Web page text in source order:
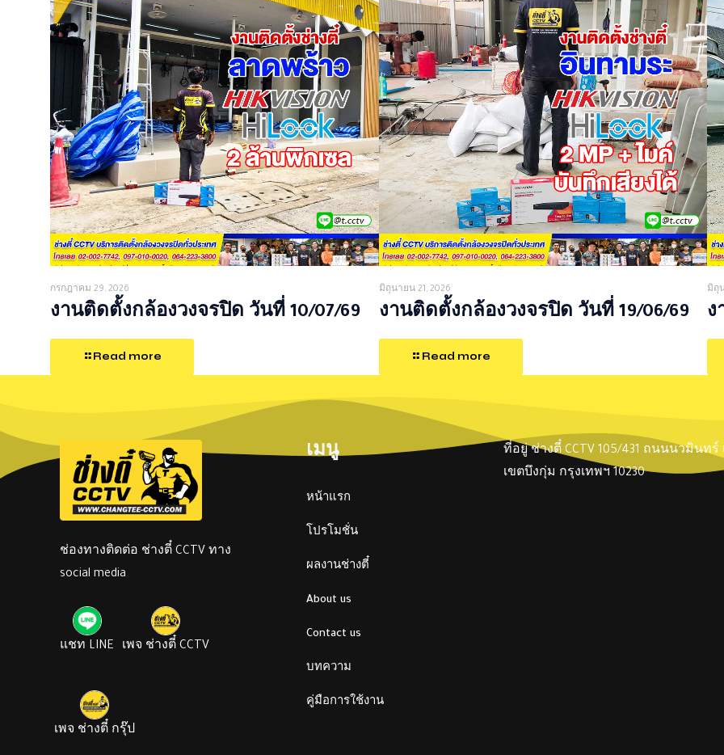
กรกฎาคม 29, 2026
งานติดตั้งกล้องวงจรปิด วันที่ 10/07/69
Read more
มิถุนายน 21, 2026
งานติดตั้งกล้องวงจรปิด วันที่ 19/06/69
Read more
มิถุ
ง
ช่องทางติดต่อ ช่างตี๋ CCTV ทาง
social media
แชท LINE เพจ ช่างตี๋ CCTV
เพจ ช่างตี๋ กรุ๊ป
เมนู
หน้าแรก
โปรโมชั่น
ผลงานช่างตี๋
About us
Contact us
บทความ
คู่มือการใช้งาน
ที่อยู่ ช่างตี๋ CCTV 105/431 ถนนนวมินท
เขตบึงกุ่ม กรุงเทพฯ 10230